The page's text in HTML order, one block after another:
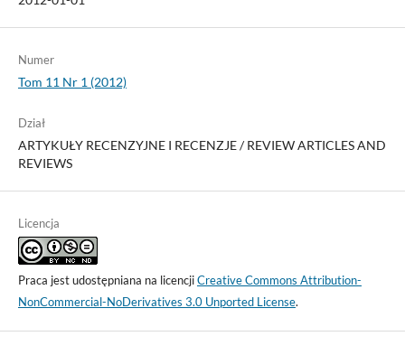
Numer
Tom 11 Nr 1 (2012)
Dział
ARTYKUŁY RECENZYJNE I RECENZJE / REVIEW ARTICLES AND
REVIEWS
Licencja
Praca jest udostępniana na licencjiCreative Commons Attribution-
NonCommercial-NoDerivatives 3.0 Unported License.